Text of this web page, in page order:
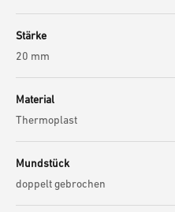
Stärke
20 mm
Material
Thermoplast
Mundstück
doppelt gebrochen